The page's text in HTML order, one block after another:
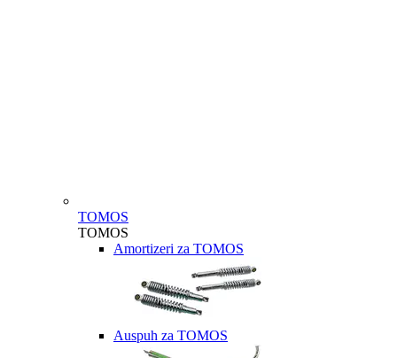
TOMOS
TOMOS
Amortizeri za TOMOS
Auspuh za TOMOS